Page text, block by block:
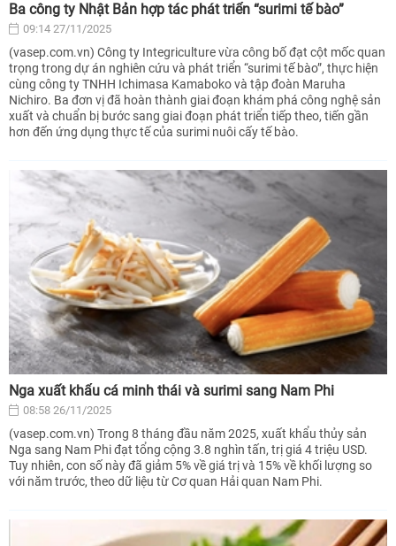
Ba công ty Nhật Bản hợp tác phát triển “surimi tế bào”
09:14 27/11/2025
(vasep.com.vn) Công ty Integriculture vừa công bố đạt cột mốc quan
trọng trong dự án nghiên cứu và phát triển “surimi tế bào”, thực hiện
cùng công ty TNHH Ichimasa Kamaboko và tập đoàn Maruha
Nichiro. Ba đơn vị đã hoàn thành giai đoạn khám phá công nghệ sản
xuất và chuẩn bị bước sang giai đoạn phát triển tiếp theo, tiến gần
hơn đến ứng dụng thực tế của surimi nuôi cấy tế bào.
Nga xuất khẩu cá minh thái và surimi sang Nam Phi
08:58 26/11/2025
(vasep.com.vn) Trong 8 tháng đầu năm 2025, xuất khẩu thủy sản
Nga sang Nam Phi đạt tổng cộng 3.8 nghìn tấn, trị giá 4 triệu USD.
Tuy nhiên, con số này đã giảm 5% về giá trị và 15% về khối lượng so
với năm trước, theo dữ liệu từ Cơ quan Hải quan Nam Phi.